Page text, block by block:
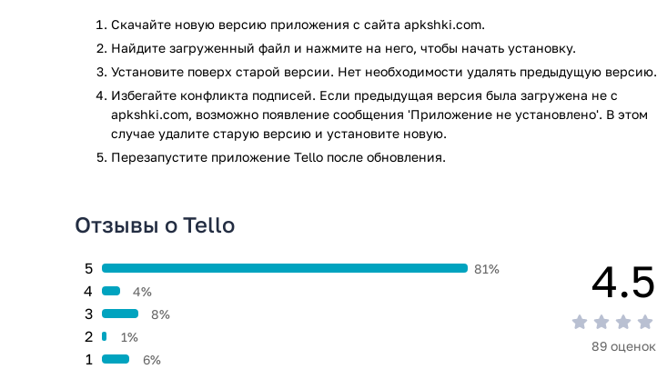
Скачайте новую версию приложения с сайта apkshki.com.
Найдите загруженный файл и нажмите на него, чтобы начать установку.
Установите поверх старой версии. Нет необходимости удалять предыдущую версию.
Избегайте конфликта подписей. Если предыдущая версия была загружена не с
apkshki.com, возможно появление сообщения 'Приложение не установлено'. В этом
случае удалите старую версию и установите новую.
Перезапустите приложениe Tello после обновления.
Отзывы о Tello
1 6%
2 1%
3 8%
4 4%
5 81% 4.5
89 оценок